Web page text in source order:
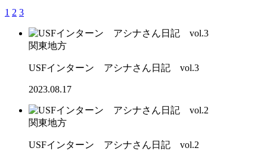
1 2 3
関東地方
USFインターン アシナさん日記 vol.3
2023.08.17
関東地方
USFインターン アシナさん日記 vol.2